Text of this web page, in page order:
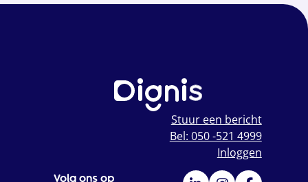
Stuur een bericht
Bel: 050 -521 4999
Inloggen
Volg ons op